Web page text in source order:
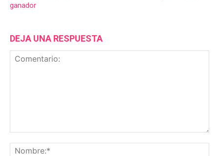
ganador
DEJA UNA RESPUESTA